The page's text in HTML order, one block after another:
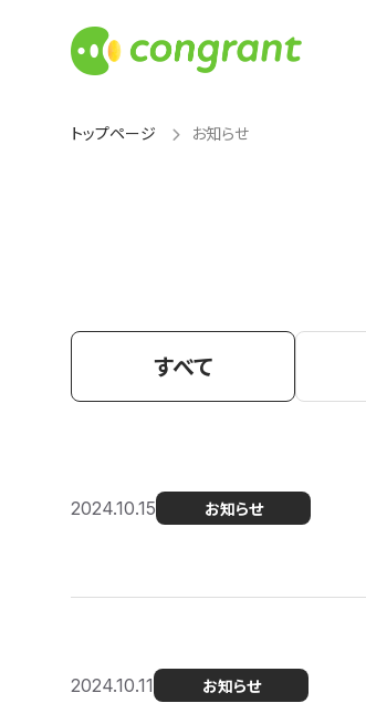
トップページ お知らせ
すべて
2024.10.15 お知らせ
2024.10.11 お知らせ